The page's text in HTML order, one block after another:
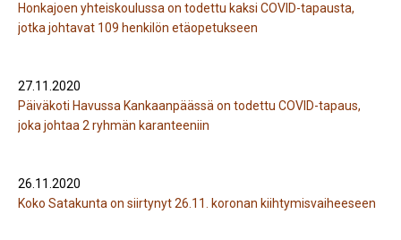
Honkajoen yhteiskoulussa on todettu kaksi COVID-tapausta,
jotka johtavat 109 henkilön etäopetukseen
27.11.2020
Päiväkoti Havussa Kankaanpäässä on todettu COVID-tapaus,
joka johtaa 2 ryhmän karanteeniin
26.11.2020
Koko Satakunta on siirtynyt 26.11. koronan kiihtymisvaiheeseen